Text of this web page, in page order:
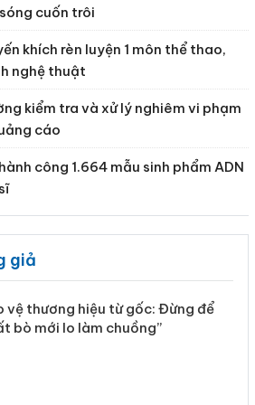
cuốn trôi
khích rèn luyện 1 môn thể thao,
nghệ thuật
kiểm tra và xử lý nghiêm vi phạm
cáo
công 1.664 mẫu sinh phẩm ADN
giả
vệ thương hiệu từ gốc: Đừng để
bò mới lo làm chuồng”